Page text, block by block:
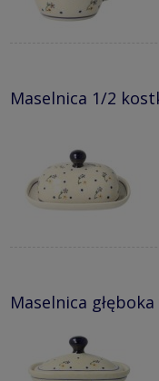
Maselnica 1/2
Maselnica głęboka